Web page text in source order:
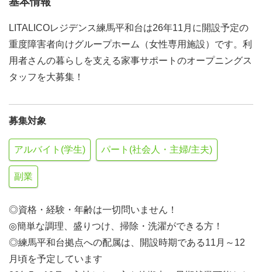
LITALICOレジデンス練馬平和台は26年11月に開設予定の
重度障害者向けグループホーム（女性専用施設）です。利
用者さんの暮らしを支える家事サポートのオープニングス
タッフを大募集！
募集対象
アルバイト(学生) パート(社会人・主婦/主夫)
副業
◎資格・経験・年齢は一切問いません！
◎簡単な調理、盛りつけ、掃除・洗濯ができる方！
◎練馬平和台拠点への配属は、開設時期である11月～12
月頃を予定しています